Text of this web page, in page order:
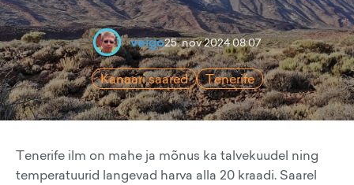
veigo25. nov 2024 08:07
Kanaari saared Tenerife
Tenerife ilm on mahe ja mõnus ka talvekuudel ning
temperatuurid langevad harva alla 20 kraadi. Saarel